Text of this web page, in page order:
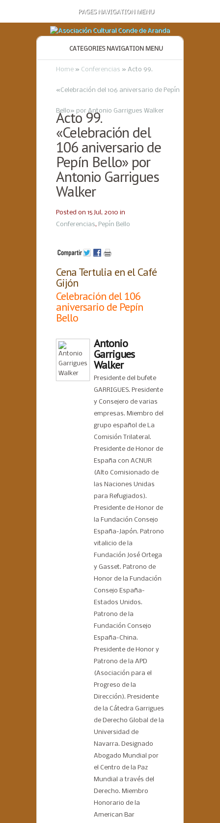
PAGES NAVIGATION MENU
CATEGORIES NAVIGATION MENU
Home » Conferencias » Acto 99.
«Celebración del 106 aniversario de Pepín
Bello» por Antonio Garrigues Walker
Acto 99.
«Celebración del
106 aniversario de
Pepín Bello» por
Antonio Garrigues
Walker
Posted on 15 Jul, 2010 in
Conferencias, Pepín Bello
Cena Tertulia en el Café
Gijón
Celebración del 106
aniversario de Pepín
Bello
Antonio
Garrigues
Walker
Presidente del bufete
GARRIGUES. Presidente
y Consejero de varias
empresas. Miembro del
grupo español de La
Comisión Trilateral.
Presidente de Honor de
España con ACNUR
(Alto Comisionado de
las Naciones Unidas
para Refugiados).
Presidente de Honor de
la Fundación Consejo
España-Japón. Patrono
vitalicio de la
Fundación José Ortega
y Gasset. Patrono de
Honor de la Fundación
Consejo España-
Estados Unidos.
Patrono de la
Fundación Consejo
España-China.
Presidente de Honor y
Patrono de la APD
(Asociación para el
Progreso de la
Dirección). Presidente
de la Cátedra Garrigues
de Derecho Global de la
Universidad de
Navarra. Designado
Abogado Mundial por
el Centro de la Paz
Mundial a través del
Derecho. Miembro
Honorario de la
American Bar